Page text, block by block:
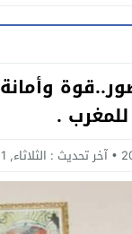
إلى “الميزان”؟
محكمة تنتهي
الكبير للنقل
يؤكد من إنشادن
يدشن المركب
التنموية والأمنية
فريق مجد انشادن
للمغرب .
آخر تحديث : الثلاثاء, 21 نوفمبر, 2023 - 1:41 صباحًا